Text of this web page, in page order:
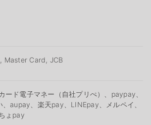
Master Card, JCB
ード電子マネー（自社プリぺ）、paypay、
、aupay、楽天pay、LINEpay、メルペイ、
ょpay